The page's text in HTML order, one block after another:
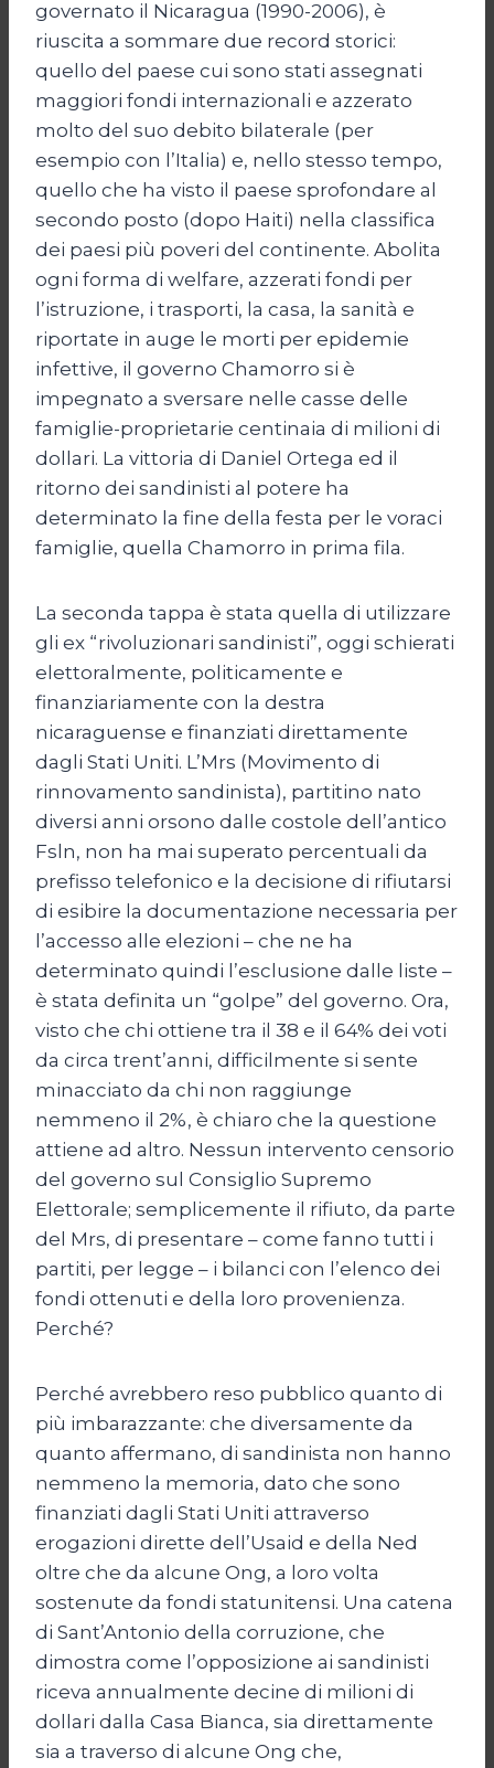
governato il Nicaragua (1990-2006), è
riuscita a sommare due record storici:
quello del paese cui sono stati assegnati
maggiori fondi internazionali e azzerato
molto del suo debito bilaterale (per
esempio con l’Italia) e, nello stesso tempo,
quello che ha visto il paese sprofondare al
secondo posto (dopo Haiti) nella classifica
dei paesi più poveri del continente. Abolita
ogni forma di welfare, azzerati fondi per
l’istruzione, i trasporti, la casa, la sanità e
riportate in auge le morti per epidemie
infettive, il governo Chamorro si è
impegnato a sversare nelle casse delle
famiglie-proprietarie centinaia di milioni di
dollari. La vittoria di Daniel Ortega ed il
ritorno dei sandinisti al potere ha
determinato la fine della festa per le voraci
famiglie, quella Chamorro in prima fila.
La seconda tappa è stata quella di utilizzare
gli ex “rivoluzionari sandinisti”, oggi schierati
elettoralmente, politicamente e
finanziariamente con la destra
nicaraguense e finanziati direttamente
dagli Stati Uniti. L’Mrs (Movimento di
rinnovamento sandinista), partitino nato
diversi anni orsono dalle costole dell’antico
Fsln, non ha mai superato percentuali da
prefisso telefonico e la decisione di rifiutarsi
di esibire la documentazione necessaria per
l’accesso alle elezioni – che ne ha
determinato quindi l’esclusione dalle liste –
è stata definita un “golpe” del governo. Ora,
visto che chi ottiene tra il 38 e il 64% dei voti
da circa trent’anni, difficilmente si sente
minacciato da chi non raggiunge
nemmeno il 2%, è chiaro che la questione
attiene ad altro. Nessun intervento censorio
del governo sul Consiglio Supremo
Elettorale; semplicemente il rifiuto, da parte
del Mrs, di presentare – come fanno tutti i
partiti, per legge – i bilanci con l’elenco dei
fondi ottenuti e della loro provenienza.
Perché?
Perché avrebbero reso pubblico quanto di
più imbarazzante: che diversamente da
quanto affermano, di sandinista non hanno
nemmeno la memoria, dato che sono
finanziati dagli Stati Uniti attraverso
erogazioni dirette dell’Usaid e della Ned
oltre che da alcune Ong, a loro volta
sostenute da fondi statunitensi. Una catena
di Sant’Antonio della corruzione, che
dimostra come l’opposizione ai sandinisti
riceva annualmente decine di milioni di
dollari dalla Casa Bianca, sia direttamente
sia a traverso di alcune Ong che,